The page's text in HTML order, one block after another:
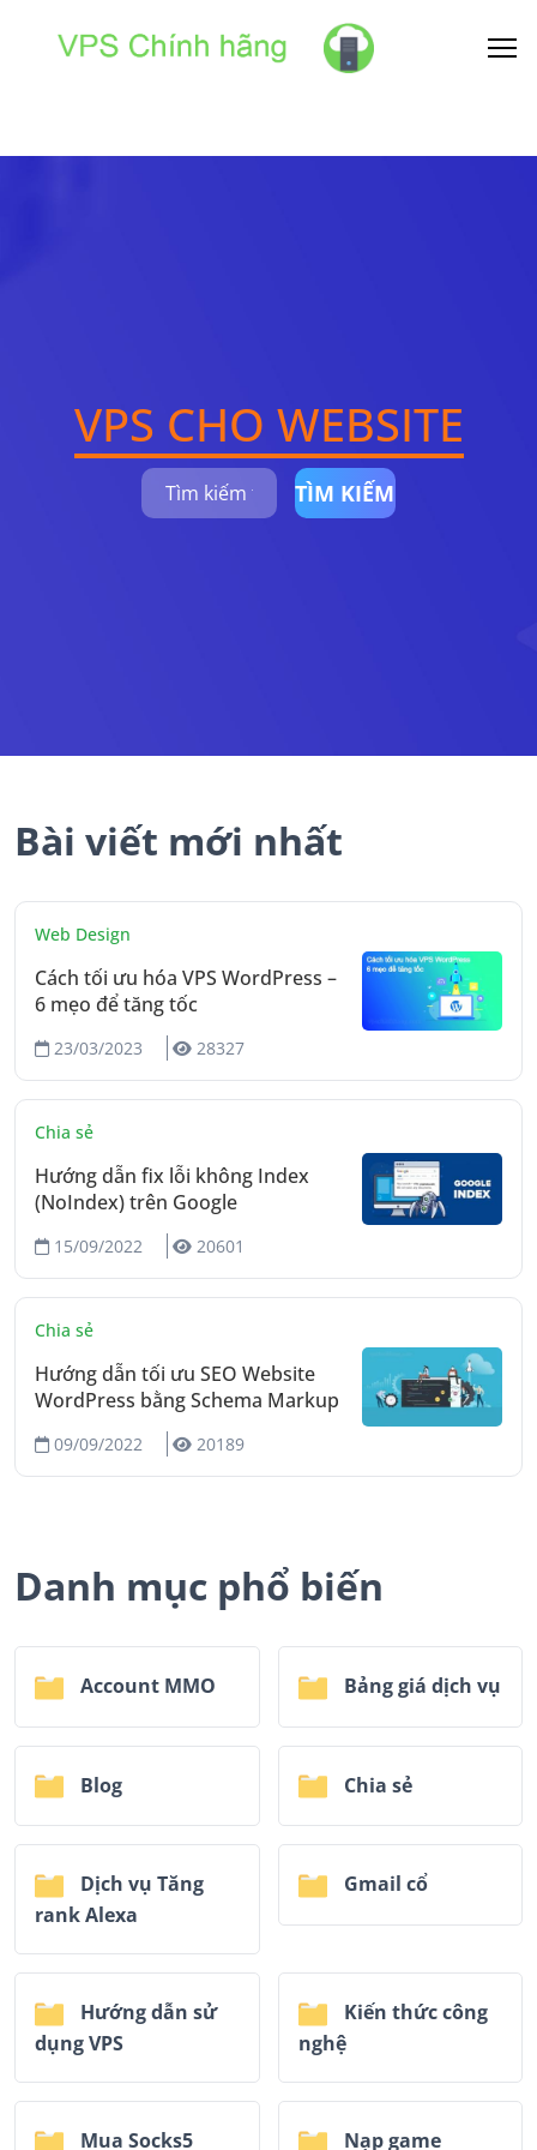
VPS CHO WEBSITE
TÌM KIẾM
Bài viết mới nhất
Web Design
Cách tối ưu hóa VPS WordPress –
6 mẹo để tăng tốc
23/03/2023 28327
Chia sẻ
Hướng dẫn fix lỗi không Index
(NoIndex) trên Google
15/09/2022 20601
Chia sẻ
Hướng dẫn tối ưu SEO Website
WordPress bằng Schema Markup
09/09/2022 20189
Danh mục phổ biến
Account MMO Bảng giá dịch vụ
Blog Chia sẻ
Dịch vụ Tăng
rank Alexa
Gmail cổ
Hướng dẫn sử
dụng VPS
Kiến thức công
nghệ
Mua Socks5 Nạp game